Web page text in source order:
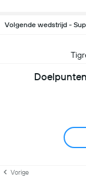
Volgende wedstrijd -
Vorige